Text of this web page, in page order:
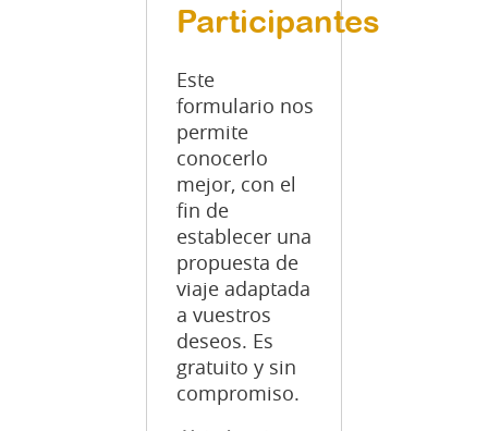
Participantes
Este
formulario nos
permite
conocerlo
mejor, con el
fin de
establecer una
propuesta de
viaje adaptada
a vuestros
deseos. Es
gratuito y sin
compromiso.